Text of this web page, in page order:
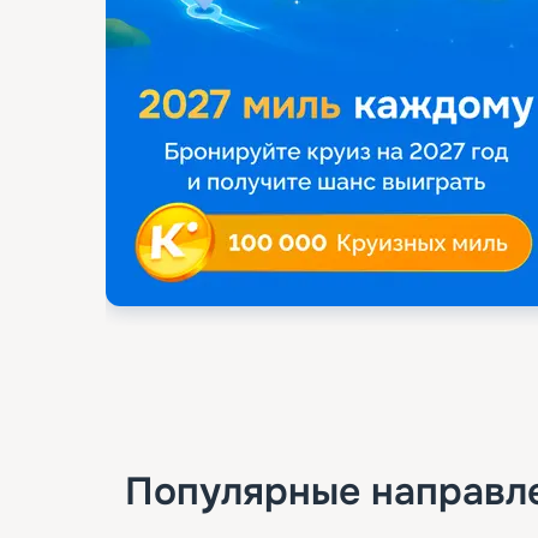
Популярные